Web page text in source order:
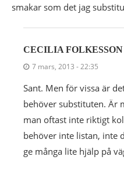
smakar som det jag
CECILIA FOLKESSON
7 mars, 2013 - 22:35
Sant. Men för vissa är
behöver substituten. Är
man oftast inte riktigt
behöver inte listan, inte
ge många lite hjälp på